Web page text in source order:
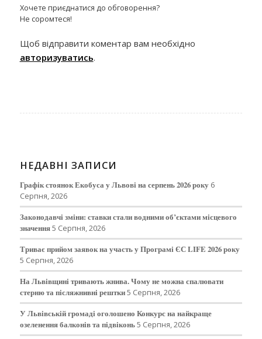
Хочете приєднатися до обговорення?
Не соромтеся!
Щоб відправити коментар вам необхідно
авторизуватись.
НЕДАВНІ ЗАПИСИ
Графік стоянок Екобуса у Львові на серпень 2026 року 6
Серпня, 2026
Законодавчі зміни: ставки стали водними об’єктами місцевого
значення5 Серпня, 2026
Триває прийом заявок на участь у Програмі ЄС LIFE 2026 року
5 Серпня, 2026
На Львівщині тривають жнива. Чому не можна спалювати
стерню та післяжнивні рештки5 Серпня, 2026
У Львівській громаді оголошено Конкурс на найкраще
озеленення балконів та підвіконь5 Серпня, 2026